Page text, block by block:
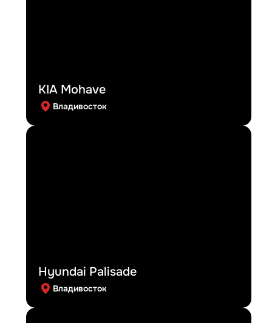
KIA Mohave
Владивосток
Hyundai Palisade
Владивосток